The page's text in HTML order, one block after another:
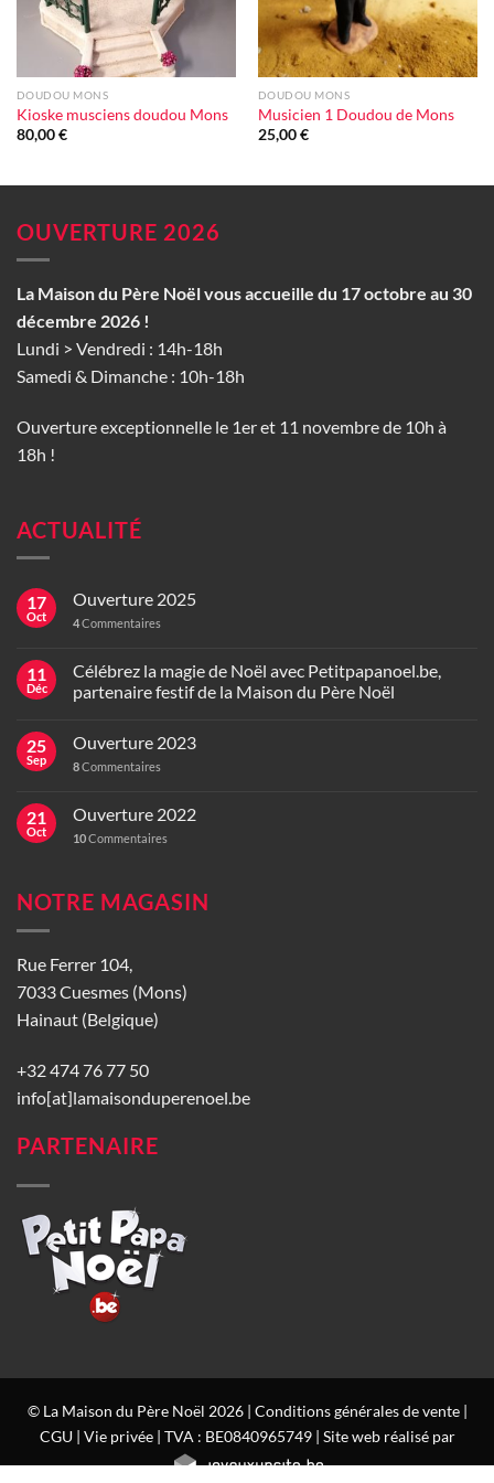
DOUDOU MONS
Kioske musciens doudou Mons
80,00€
DOUDOU MONS
Musicien 1 Doudou de Mons
25,00€
OUVERTURE 2026
La Maison du Père Noël vous accueille du 17 octobre au 30
décembre 2026 !
Lundi > Vendredi : 14h-18h
Samedi & Dimanche : 10h-18h
Ouverture exceptionnelle le 1er et 11 novembre de 10h à
18h !
ACTUALITÉ
17
Oct
Ouverture 2025
4Commentaires
11
Déc
Célébrez la magie de Noël avec Petitpapanoel.be,
partenaire festif de la Maison du Père Noël
25
Sep
Ouverture 2023
8Commentaires
21
Oct
Ouverture 2022
10Commentaires
NOTRE MAGASIN
Rue Ferrer 104,
7033 Cuesmes (Mons)
Hainaut (Belgique)
+32 474 76 77 50
info[at]lamaisonduperenoel.be
PARTENAIRE
© La Maison du Père Noël 2026 | Conditions générales de vente|
CGU| Vie privée| TVA : BE0840965749 | Site web réalisé par